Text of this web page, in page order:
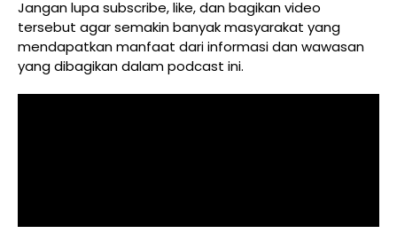
Jangan lupa subscribe, like, dan bagikan video
tersebut agar semakin banyak masyarakat yang
mendapatkan manfaat dari informasi dan wawasan
yang dibagikan dalam podcast ini.